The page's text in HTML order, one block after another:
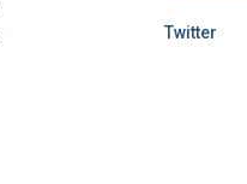
Twitter